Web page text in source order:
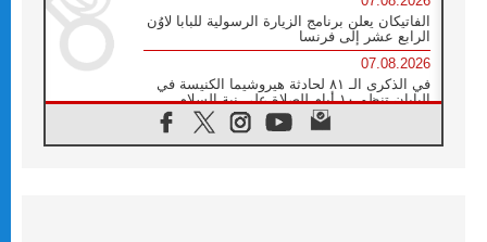
الفاتيكان يعلن برنامج الزيارة الرسولية للبابا لاوُن
الرابع عشر إلى فرنسا
07.08.2026
في الذكرى الـ ٨١ لحادثة هيروشيما الكنيسة في
اليابان تنظم ١٠ أيام للصلاة على نية السلام
الكنيسة في الأوروغواي: زيارة البابا ستعزز